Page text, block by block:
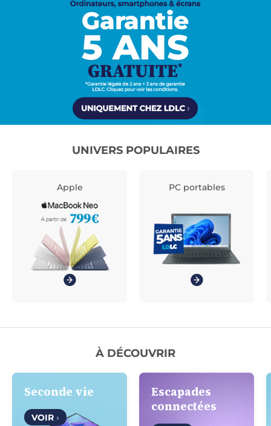
UNIVERS POPULAIRES
Apple PC portables
À DÉCOUVRIR
Seconde vie
VOIR ›
Escapades
connectées